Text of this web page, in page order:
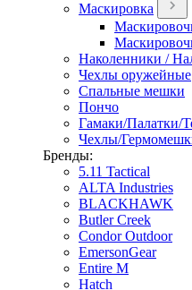
Маскировка
Наколенники /
Чехлы оружейные
Спальные мешки
Пончо
Гамаки/Палатки/
Чехлы/
Бренды:
5.11 Tactical
ALTA Industries
BLACKHAWK
Butler Creek
Condor Outdoor
EmersonGear
Entire M
Hatch